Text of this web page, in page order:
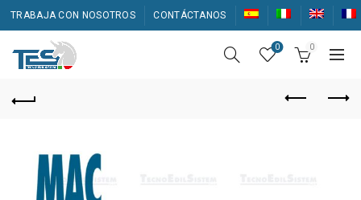
TRABAJA CON NOSOTROS CONTÁCTANOS
0 0